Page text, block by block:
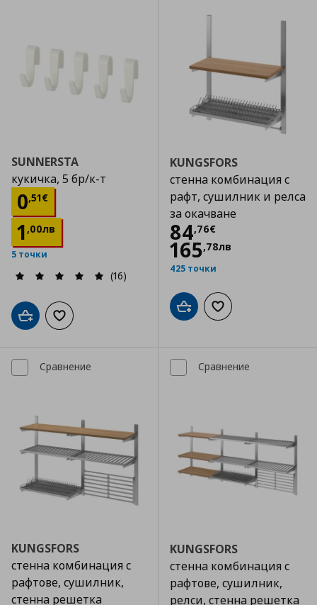
SUNNERSTA
кукичка, 5 бр/к-т
0,51€
Цена
1,00лв
5 точки
(16)
Добави в кошницата
Добави към списъка с любими
KUNGSFORS
стенна комбинация с
рафт, сушилник и релса
за окачване
84,76€
Цена
165,78лв
425 точки
Добави в кошницата
Добави към
Сравнение
KUNGSFORS
стенна комбинация с
рафтове, сушилник,
стенна решетка
Сравнение
KUNGSFORS
стенна комбинация с
рафтове, сушилник,
релси, стенна решетка